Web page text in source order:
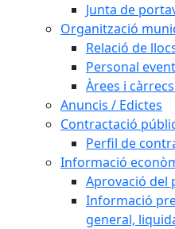
Junta de
Organització
Relació de
Personal
Àrees i
Anuncis / Edictes
Contractació
Perfil de
Informació
Aprovació del
Informació
general,